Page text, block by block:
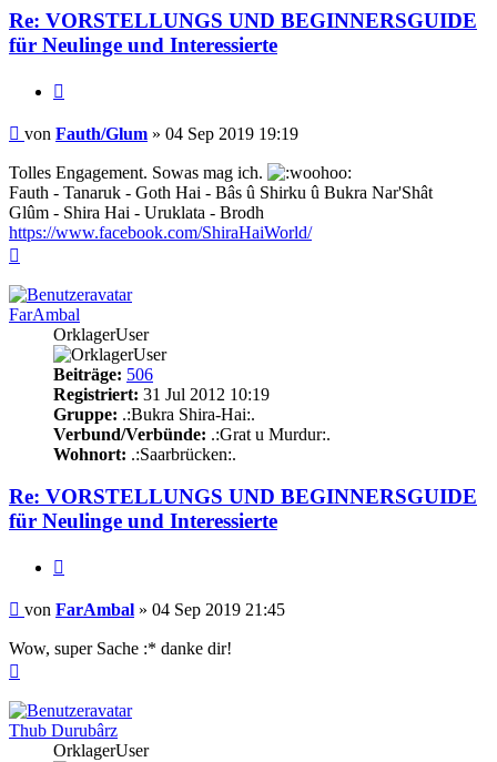
Re: VORSTELLUNGS UND BEGINNERSGUIDE
für Neulinge und Interessierte
Beitrag
von Fauth/Glum » 04 Sep 2019 19:19
Tolles Engagement. Sowas mag ich.
Fauth - Tanaruk - Goth Hai - Bâs û Shirku û Bukra Nar'Shât
Glûm - Shira Hai - Uruklata - Brodh
https://www.facebook.com/ShiraHaiWorld/
FarAmbal
OrklagerUser
Beiträge: 506
Registriert: 31 Jul 2012 10:19
Gruppe: .:Bukra Shira-Hai:.
Verbund/Verbünde: .:Grat u Murdur:.
Wohnort: .:Saarbrücken:.
Re: VORSTELLUNGS UND BEGINNERSGUIDE
für Neulinge und Interessierte
Beitrag
von FarAmbal » 04 Sep 2019 21:45
Wow, super Sache :* danke dir!
Thub Durubârz
OrklagerUser